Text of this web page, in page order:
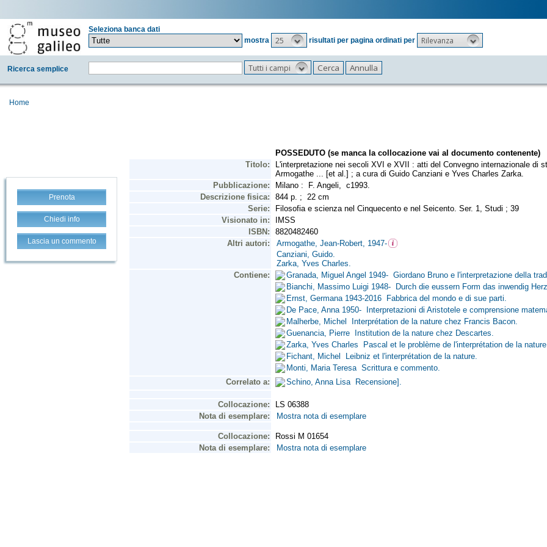
Seleziona banca dati
mostra
25 risultati per pagina ordinati per Rilevanza
Ricerca semplice Tutti i campi
Home
Prenota
Chiedi info
Lascia un commento